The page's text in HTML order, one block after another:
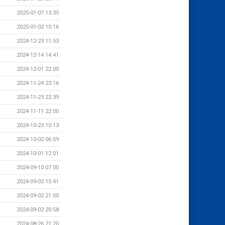
2025-01-07 13:35
2025-01-02 10:16
2024-12-23 11:53
2024-12-14 14:41
2024-12-01 22:00
2024-11-24 23:16
2024-11-23 22:39
2024-11-11 22:00
2024-10-23 10:13
2024-10-02 06:59
2024-10-01 12:01
2024-09-10 07:00
2024-09-03 15:41
2024-09-02 21:00
2024-09-02 20:58